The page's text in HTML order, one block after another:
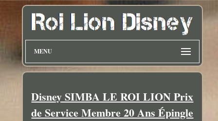
MENU
Disney SIMBA LE ROI LION Prix
de Service Membre 20 Ans Épingle